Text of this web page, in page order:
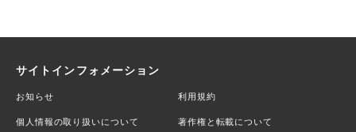
サイトインフォメーション
お知らせ 利用規約
個人情報の取り扱いについて 著作権と転載について